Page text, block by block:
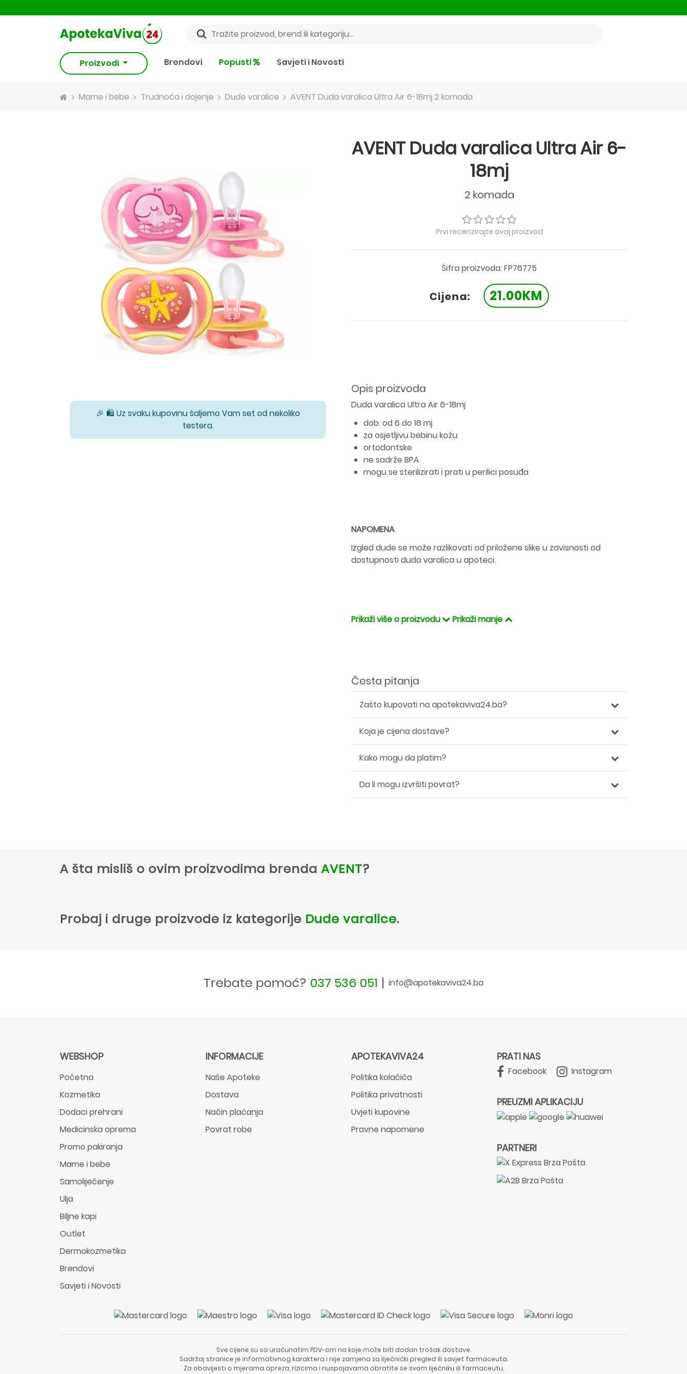
Proizvodi Brendovi Popusti Savjeti i Novosti
Mame i bebe Trudnoća i dojenje Dude varalice AVENT Duda varalica Ultra Air 6-18mj 2 komada
🎉 🛍️ Uz svaku kupovinu šaljemo Vam set od nekoliko
testera.
AVENT Duda varalica Ultra Air 6-
18mj
2 komada
Prvi recenzirajte ovaj proizvod
Šifra proizvoda: FP76775
Cijena: 21.00KM
Opis proizvoda
Duda varalica Ultra Air 6-18mj
dob: od 6 do 18 mj.
za osjetljivu bebinu kožu
ortodontske
ne sadrže BPA
mogu se sterilizirati i prati u perilici posuđa
NAPOMENA
Izgled dude se može razlikovati od priložene slike u zavisnosti od
dostupnosti duda varalica u apoteci.
Prikaži više o proizvodu Prikaži manje
Česta pitanja
Zašto kupovati na apotekaviva24.ba?
Koja je cijena dostave?
Kako mogu da platim?
Da li mogu izvršiti povrat?
A šta misliš o ovim proizvodima brenda AVENT?
Probaj i druge proizvode iz kategorije Dude varalice.
Trebate pomoć? 037 536 051 | info@apotekaviva24.ba
WEBSHOP
Početna
Kozmetika
Dodaci prehrani
Medicinska oprema
Promo pakiranja
Mame i bebe
Samoliječenje
Ulja
Biljne kapi
Outlet
Dermokozmetika
Brendovi
Savjeti i Novosti
INFORMACIJE
Naše Apoteke
Dostava
Način plaćanja
Povrat robe
APOTEKAVIVA24
Politika kolačića
Politika privatnosti
Uvjeti kupovine
Pravne napomene
PRATI NAS
Facebook Instagram
PREUZMI APLIKACIJU
PARTNERI
Sve cijene su sa uračunatim PDV-om na koje može biti dodan trošak dostave.
Sadržaj stranice je informativnog karaktera i nije zamjena za liječnički pregled ili savjet farmaceuta.
Za obavijesti o mjerama opreza, rizicima i nuspojavama obratite se svom liječniku ili farmaceutu.